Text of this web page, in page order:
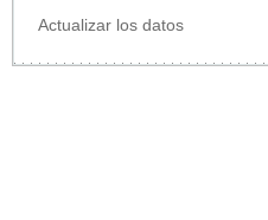
Actualizar los datos